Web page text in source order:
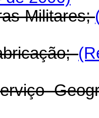
Militares;